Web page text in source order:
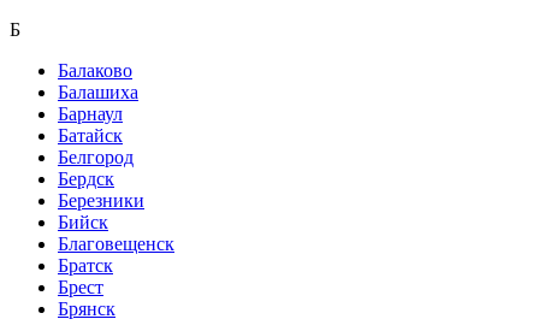
Б
Балаково
Балашиха
Барнаул
Батайск
Белгород
Бердск
Березники
Бийск
Благовещенск
Братск
Брест
Брянск